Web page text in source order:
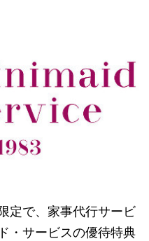
定で、家事代行サービ
・サービスの優待特典